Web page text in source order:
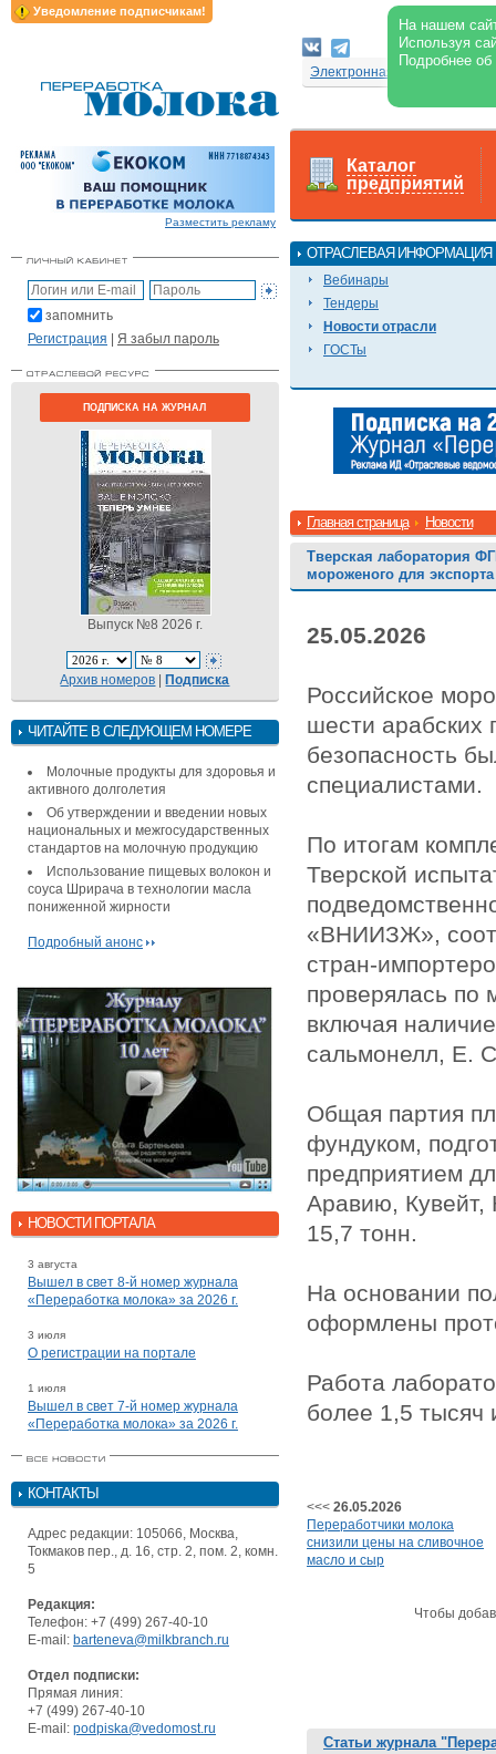
Уведомление подписчикам!
На нашем
Используя
Подробнее
Электронная версия
Разместить рекламу
запомнить
Регистрация | Я забыл пароль
ПОДПИСКА НА ЖУРНАЛ
Выпуск №8 2026 г.
Архив номеров |Подписка
ЧИТАЙТЕ В СЛЕДУЮЩЕМ НОМЕРЕ
Молочные продукты для здоровья и
активного долголетия
Об утверждении и введении новых
национальных и межгосударственных
стандартов на молочную продукцию
Использование пищевых волокон и
соуса Шрирача в технологии масла
пониженной жирности
Подробный анонс
НОВОСТИ ПОРТАЛА
3 августа
Вышел в свет 8-й номер журнала
«Переработка молока» за 2026 г.
3 июля
О регистрации на портале
1 июля
Вышел в свет 7-й номер журнала
«Переработка молока» за 2026 г.
КОНТАКТЫ
Адрес редакции: 105066, Москва,
Токмаков пер., д. 16, стр. 2, пом. 2, комн.
5
Редакция:
Телефон: +7 (499) 267-40-10
E-mail: barteneva@milkbranch.ru
Отдел подписки:
Прямая линия:
+7 (499) 267-40-10
E-mail: podpiska@vedomost.ru
Каталог
предприятий
ОТРАСЛЕВАЯ ИНФОРМАЦИЯ
Вебинары
Тендеры
Новости отрасли
ГОСТы
Главная страница Новости
Тверская лаборатория
мороженого для экспорта
25.05.2026
Российское
шести арабских
безопасность
специалистами.
По итогам
Тверской
«ВНИИЗЖ»,
стран-
проверялась по
включая
сальмонелл, E.
Общая партия
фундуком,
предприятием
Аравию, Кувейт,
15,7 тонн.
На основании
оформлены
Работа
более 1,5 тысяч
<<< 26.05.2026
Переработчики молока
снизили цены на сливочное
масло и сыр
Чтобы
Статьи журнала